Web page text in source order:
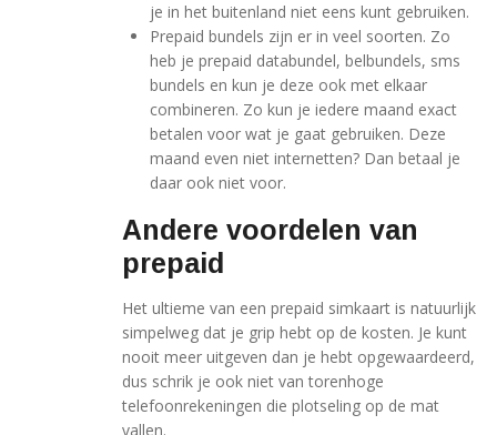
je in het buitenland niet eens kunt gebruiken.
Prepaid bundels zijn er in veel soorten. Zo
heb je prepaid databundel, belbundels, sms
bundels en kun je deze ook met elkaar
combineren. Zo kun je iedere maand exact
betalen voor wat je gaat gebruiken. Deze
maand even niet internetten? Dan betaal je
daar ook niet voor.
Andere voordelen van
prepaid
Het ultieme van een prepaid simkaart is natuurlijk
simpelweg dat je grip hebt op de kosten. Je kunt
nooit meer uitgeven dan je hebt opgewaardeerd,
dus schrik je ook niet van torenhoge
telefoonrekeningen die plotseling op de mat
vallen.